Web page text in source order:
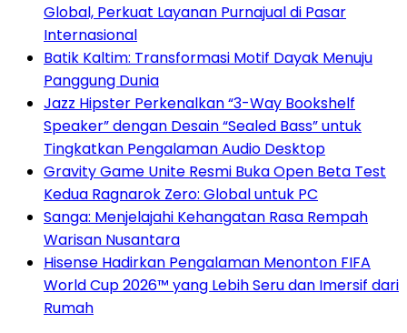
Global, Perkuat Layanan Purnajual di Pasar
Internasional
Batik Kaltim: Transformasi Motif Dayak Menuju
Panggung Dunia
Jazz Hipster Perkenalkan “3-Way Bookshelf
Speaker” dengan Desain “Sealed Bass” untuk
Tingkatkan Pengalaman Audio Desktop
Gravity Game Unite Resmi Buka Open Beta Test
Kedua Ragnarok Zero: Global untuk PC
Sanga: Menjelajahi Kehangatan Rasa Rempah
Warisan Nusantara
Hisense Hadirkan Pengalaman Menonton FIFA
World Cup 2026™ yang Lebih Seru dan Imersif dari
Rumah